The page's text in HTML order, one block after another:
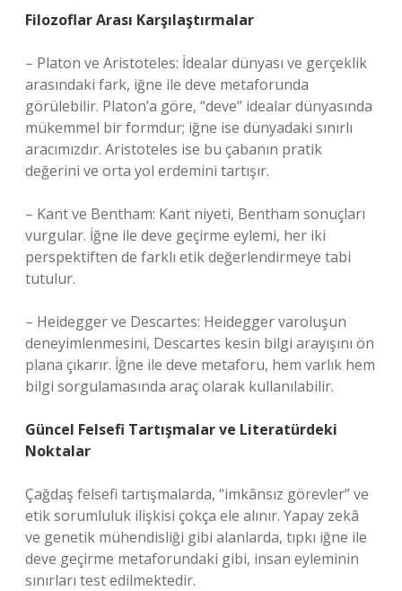
Filozoflar Arası Karşılaştırmalar
– Platon ve Aristoteles: İdealar dünyası ve gerçeklik
arasındaki fark, iğne ile deve metaforunda
görülebilir. Platon’a göre, “deve” idealar dünyasında
mükemmel bir formdur; iğne ise dünyadaki sınırlı
aracımızdır. Aristoteles ise bu çabanın pratik
değerini ve orta yol erdemini tartışır.
– Kant ve Bentham: Kant niyeti, Bentham sonuçları
vurgular. İğne ile deve geçirme eylemi, her iki
perspektiften de farklı etik değerlendirmeye tabi
tutulur.
– Heidegger ve Descartes: Heidegger varoluşun
deneyimlenmesini, Descartes kesin bilgi arayışını ön
plana çıkarır. İğne ile deve metaforu, hem varlık hem
bilgi sorgulamasında araç olarak kullanılabilir.
Güncel Felsefi Tartışmalar ve Literatürdeki
Noktalar
Çağdaş felsefi tartışmalarda, “imkânsız görevler” ve
etik sorumluluk ilişkisi çokça ele alınır. Yapay zekâ
ve genetik mühendisliği gibi alanlarda, tıpkı iğne ile
deve geçirme metaforundaki gibi, insan eyleminin
sınırları test edilmektedir.